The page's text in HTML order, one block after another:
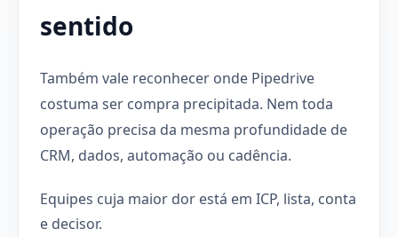
sentido
Também vale reconhecer onde Pipedrive
costuma ser compra precipitada. Nem toda
operação precisa da mesma profundidade de
CRM, dados, automação ou cadência.
Equipes cuja maior dor está em ICP, lista, conta
e decisor.